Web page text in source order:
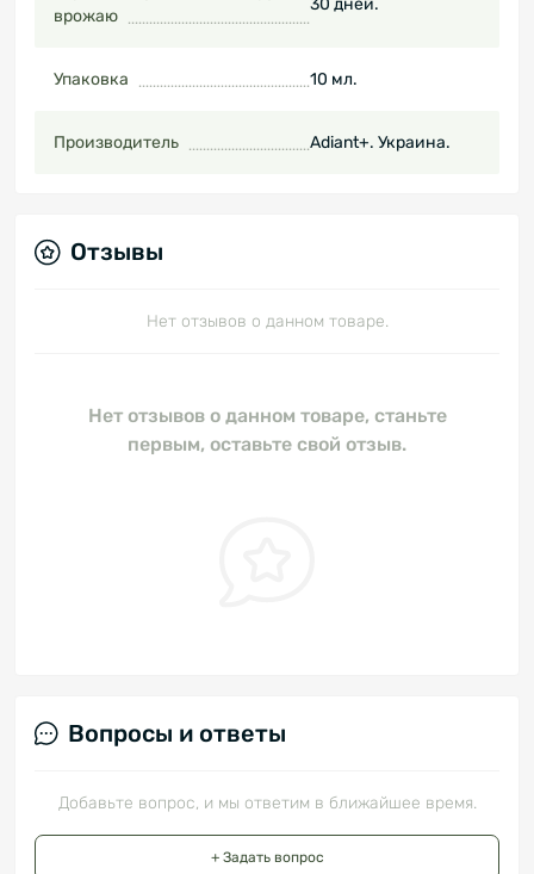
врожаю
Упаковка 10 мл.
Производитель Adiant+. Украина.
Отзывы
Нет отзывов о данном товаре.
Нет отзывов о данном товаре, станьте
первым, оставьте свой отзыв.
Вопросы и ответы
Добавьте вопрос, и мы ответим в ближайшее время.
+ Задать вопрос